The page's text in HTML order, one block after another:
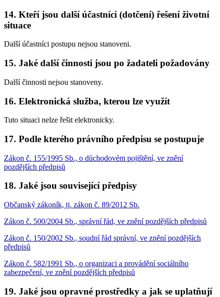
14. Kteří jsou další účastníci (dotčení) řešení životní
situace
Další účastníci postupu nejsou stanoveni.
15. Jaké další činnosti jsou po žadateli požadovány
Další činnosti nejsou stanoveny.
16. Elektronická služba, kterou lze využít
Tuto situaci nelze řešit elektronicky.
17. Podle kterého právního předpisu se postupuje
Zákon č. 155/1995 Sb., o důchodovém pojištění, ve znění
pozdějších předpisů
18. Jaké jsou související předpisy
Občanský zákoník, tj. zákon č. 89/2012 Sb.
Zákon č. 500/2004 Sb., správní řád, ve znění pozdějších předpisů
Zákon č. 150/2002 Sb., soudní řád správní, ve znění pozdějších
předpisů
Zákon č. 582/1991 Sb., o organizaci a provádění sociálního
zabezpečení, ve znění pozdějších předpisů
19. Jaké jsou opravné prostředky a jak se uplatňují